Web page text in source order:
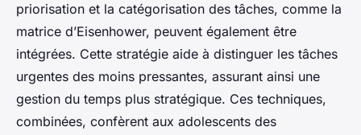
priorisation et la catégorisation des tâches, comme la
matrice d’Eisenhower, peuvent également être
intégrées. Cette stratégie aide à distinguer les tâches
urgentes des moins pressantes, assurant ainsi une
gestion du temps plus stratégique. Ces techniques,
combinées, confèrent aux adolescents des